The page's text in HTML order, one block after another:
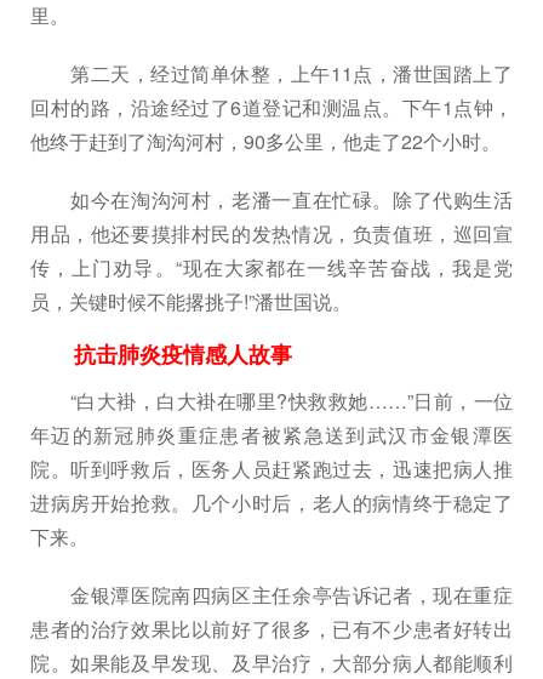
里。
第二天，经过简单休整，上午11点，潘世国踏上了
回村的路，沿途经过了6道登记和测温点。下午1点钟，
他终于赶到了淘沟河村，90多公里，他走了22个小时。
如今在淘沟河村，老潘一直在忙碌。除了代购生活
用品，他还要摸排村民的发热情况，负责值班，巡回宣
传，上门劝导。“现在大家都在一线辛苦奋战，我是党
员，关键时候不能撂挑子!”潘世国说。
抗击肺炎疫情感人故事
“白大褂，白大褂在哪里?快救救她……”日前，一位
年迈的新冠肺炎重症患者被紧急送到武汉市金银潭医
院。听到呼救后，医务人员赶紧跑过去，迅速把病人推
进病房开始抢救。几个小时后，老人的病情终于稳定了
下来。
金银潭医院南四病区主任余亭告诉记者，现在重症
患者的治疗效果比以前好了很多，已有不少患者好转出
院。如果能及早发现、及早治疗，大部分病人都能顺利